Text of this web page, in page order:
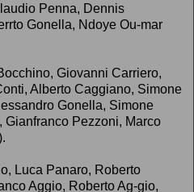
Penna, Dennis
Gonella, Ndoye Ou-mar
Giovanni Carriero,
Alberto Caggiano, Simone
Gonella, Simone
Pezzoni, Marco
Luca Panaro, Roberto
Aggio, Roberto Ag-gio,